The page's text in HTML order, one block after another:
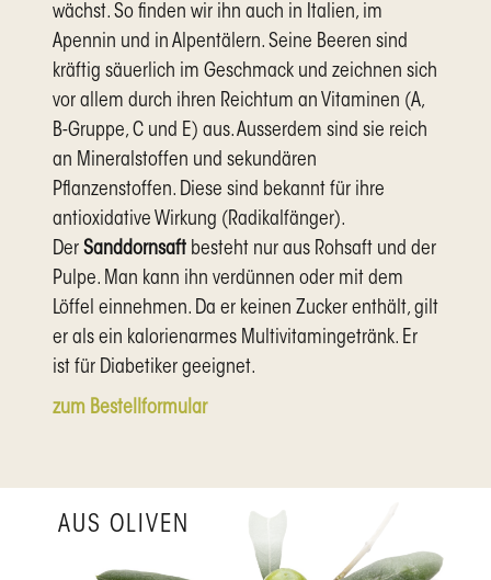
wächst. So finden wir ihn auch in Italien, im
Apennin und in Alpentälern. Seine Beeren sind
kräftig säuerlich im Geschmack und zeichnen sich
vor allem durch ihren Reichtum an Vitaminen (A,
B-Gruppe, C und E) aus. Ausserdem sind sie reich
an Mineralstoffen und sekundären
Pflanzenstoffen. Diese sind bekannt für ihre
antioxidative Wirkung (Radikalfänger).
Der Sanddornsaft besteht nur aus Rohsaft und der
Pulpe. Man kann ihn verdünnen oder mit dem
Löffel einnehmen. Da er keinen Zucker enthält, gilt
er als ein kalorienarmes Multivitamingetränk. Er
ist für Diabetiker geeignet.
zum Bestellformular
AUS OLIVEN